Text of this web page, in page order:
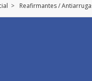
> Reafirmantes /